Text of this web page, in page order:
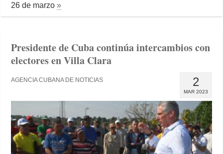
26 de marzo»
Presidente de Cuba continúa intercambios con
electores en Villa Clara
2
MAR 2023
AGENCIA CUBANA DE NOTICIAS